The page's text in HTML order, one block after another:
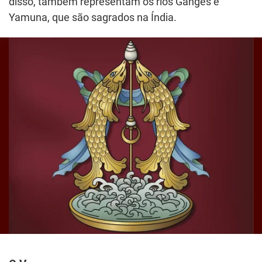
Yamuna, que são sagrados na Índia.